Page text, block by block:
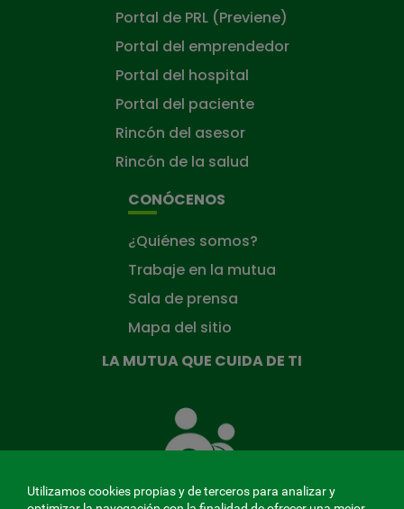
Portal de PRL (Previene)
Portal del emprendedor
Portal del hospital
Portal del paciente
Rincón del asesor
Rincón de la salud
CONÓCENOS
¿Quiénes somos?
Trabaje en la mutua
Sala de prensa
Mapa del sitio
LA MUTUA QUE CUIDA DE TI
Mutua
que
ti
Utilizamos cookies propias y de terceros para analizar y